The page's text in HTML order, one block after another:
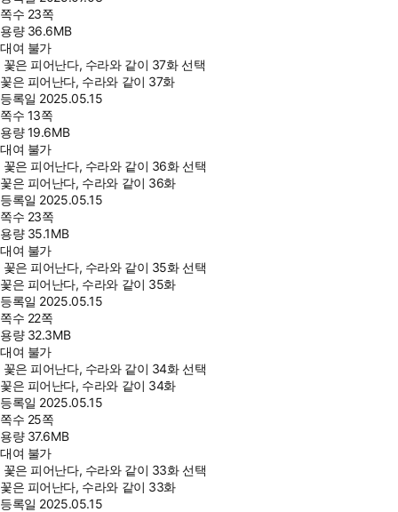
쪽수 23쪽
용량 36.6MB
대여 불가
꽃은 피어난다, 수라와 같이 37화 선택
꽃은 피어난다, 수라와 같이 37화
등록일 2025.05.15
쪽수 13쪽
용량19.6MB
대여 불가
꽃은 피어난다, 수라와 같이 36화 선택
꽃은 피어난다, 수라와 같이 36화
등록일 2025.05.15
쪽수 23쪽
용량 35.1MB
대여 불가
꽃은 피어난다, 수라와 같이 35화 선택
꽃은 피어난다, 수라와 같이 35화
등록일 2025.05.15
쪽수 22쪽
용량 32.3MB
대여 불가
꽃은 피어난다, 수라와 같이 34화 선택
꽃은 피어난다, 수라와 같이 34화
등록일 2025.05.15
쪽수 25쪽
용량 37.6MB
대여 불가
꽃은 피어난다, 수라와 같이 33화 선택
꽃은 피어난다, 수라와 같이 33화
등록일 2025.05.15